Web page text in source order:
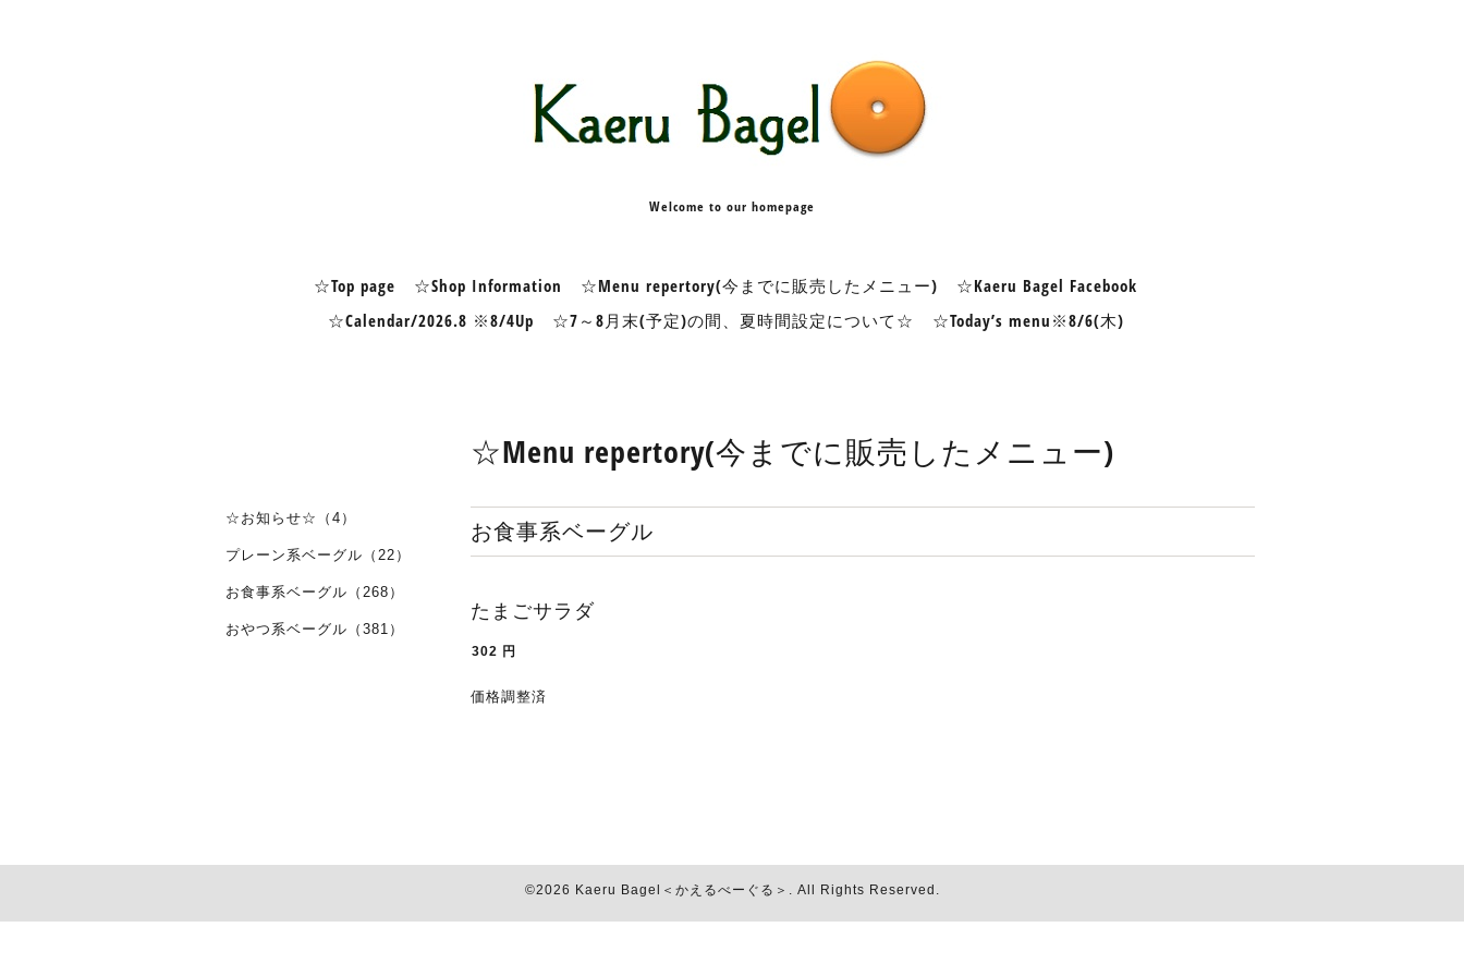
Welcome to our homepage
☆Top page ☆Shop Information ☆Menu repertory(今までに販売したメニュー)
☆Kaeru Bagel Facebook
☆Calendar/2026.8 ※8/4Up
☆7～8月末(予定)の間、夏時間設定について☆ ☆Today’s menu※8/6(木)
☆Menu repertory(今までに販売したメニュー)
お食事系ベーグル
たまごサラダ
302 円
価格調整済
☆お知らせ☆（4）
プレーン系ベーグル（22）
お食事系ベーグル（268）
おやつ系ベーグル（381）
©2026 Kaeru Bagel＜かえるべーぐる＞ . All Rights Reserved.